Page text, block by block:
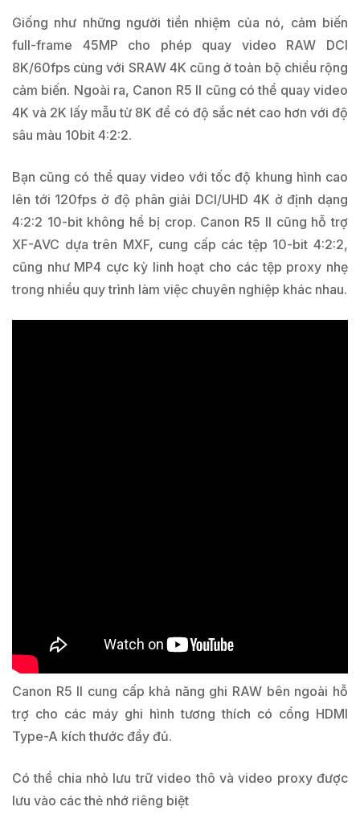
Giống như những người tiền nhiệm của nó, cảm biến
full-frame 45MP cho phép quay video RAW DCI
8K/60fps cùng với SRAW 4K cũng ở toàn bộ chiều rộng
cảm biến. Ngoài ra, Canon R5 II cũng có thể quay video
4K và 2K lấy mẫu từ 8K để có độ sắc nét cao hơn với độ
sâu màu 10bit 4:2:2.
Bạn cũng có thể quay video với tốc độ khung hình cao
lên tới 120fps ở độ phân giải DCI/UHD 4K ở định dạng
4:2:2 10-bit không hề bị crop. Canon R5 II cũng hỗ trợ
XF-AVC dựa trên MXF, cung cấp các tệp 10-bit 4:2:2,
cũng như MP4 cực kỳ linh hoạt cho các tệp proxy nhẹ
trong nhiều quy trình làm việc chuyên nghiệp khác nhau.
Canon R5 II cung cấp khả năng ghi RAW bên ngoài hỗ
trợ cho các máy ghi hình tương thích có cổng HDMI
Type-A kích thước đầy đủ.
Có thể chia nhỏ lưu trữ video thô và video proxy được
lưu vào các thẻ nhớ riêng biệt